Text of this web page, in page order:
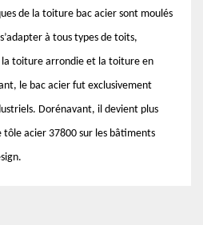
de la toiture bac acier sont moulés
à tous types de toits,
toiture arrondie et la toiture en
le bac acier fut exclusivement
Dorénavant, il devient plus
acier 37800 sur les bâtiments